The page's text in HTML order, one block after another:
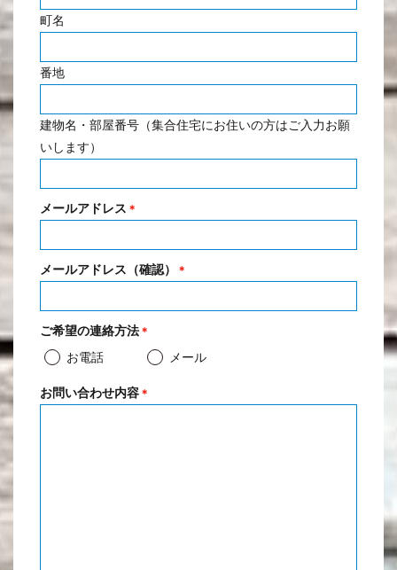
町名
番地
建物名・部屋番号（集合住宅にお住いの方はご入力お願
いします）
メールアドレス ＊
メールアドレス（確認） ＊
ご希望の連絡方法 ＊
お電話 メール
お問い合わせ内容 ＊